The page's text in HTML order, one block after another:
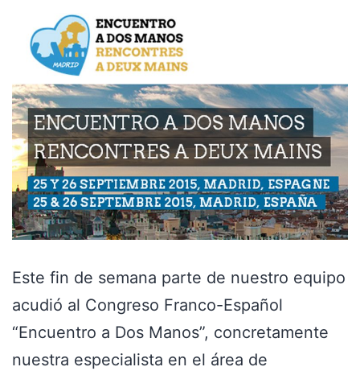
Este fin de semana parte de nuestro equipo
acudió al Congreso Franco-Español
“Encuentro a Dos Manos”, concretamente
nuestra especialista en el área de